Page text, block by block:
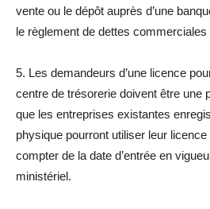
vente ou le dépôt auprès d’une
le règlement de dettes
5. Les demandeurs d’une licence
centre de trésorerie doivent être une
que les entreprises existantes
physique pourront utiliser leur
compter de la date d’entrée en
ministériel.